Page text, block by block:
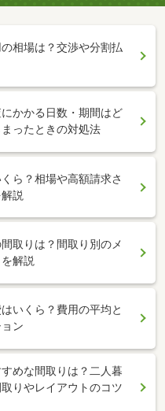
相場は？交渉や分割払
かかる日数・期間はど
ったときの対処法
ら？相場や高額請求さ
説
取りは？間取り別のメ
解説
いくら？費用の平均と
ン
めな間取りは？二人暮
りやレイアウトのコツ